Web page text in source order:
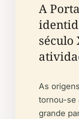
A
século
As
tornou-se
grande